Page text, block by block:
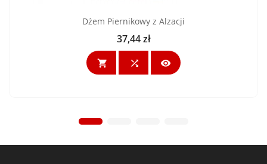
Dżem Piernikowy z Alzacji
Cena
37,44 zł
  